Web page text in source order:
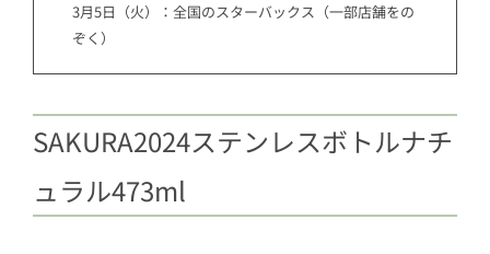
3月5日（火）：全国のスターバックス（一部店舗をの
ぞく）
SAKURA2024ステンレスボトルナチ
ュラル473ml